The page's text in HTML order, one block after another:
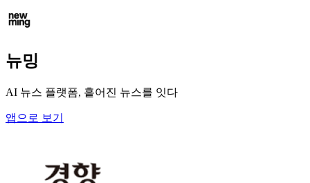
뉴밍
AI 뉴스 플랫폼, 흩어진 뉴스를 잇다
앱으로 보기